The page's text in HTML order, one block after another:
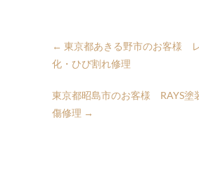
← 東京都あきる野市のお客様
化・ひび割れ修理
東京都昭島市のお客様 RAYS塗
傷修理 →